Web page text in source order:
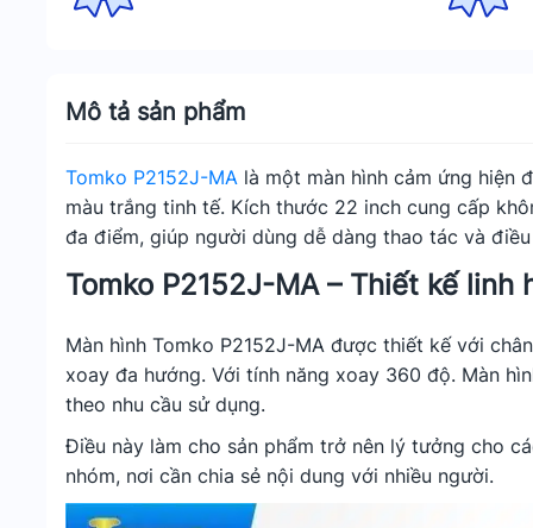
Mô tả sản phẩm
Tomko P2152J-MA là một màn hình cảm ứng hiện
màu trắng tinh tế. Kích thước 22 inch cung cấp
đa điểm, giúp người dùng dễ dàng thao tác và
Tomko P2152J-MA – Thiết kế linh
Màn hình Tomko P2152J-MA được thiết kế với
xoay đa hướng. Với tính năng xoay 360 độ. Màn
theo nhu cầu sử dụng.
Điều này làm cho sản phẩm trở nên lý tưởng cho
nhóm, nơi cần chia sẻ nội dung với nhiều người.